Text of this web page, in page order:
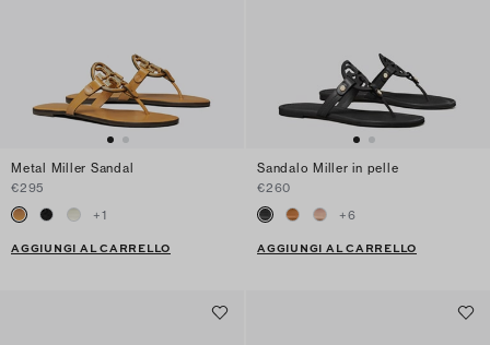
Metal Miller Sandal
€295
+1
AGGIUNGI AL CARRELLO
Sandalo Miller in pelle
€260
+6
AGGIUNGI AL CARRELLO